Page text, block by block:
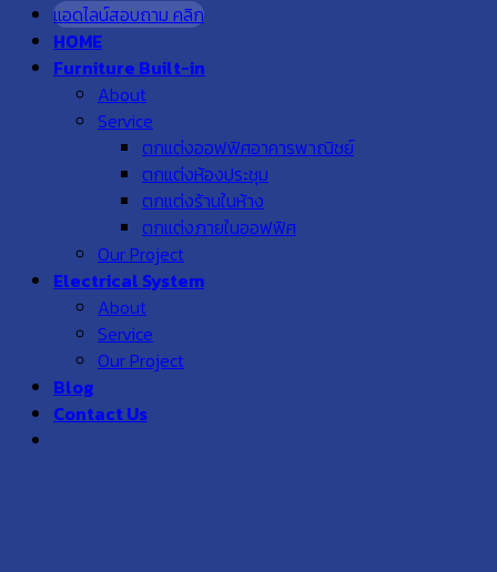
แอดไลน์สอบถาม คลิก
HOME
Furniture Built-in
About
Service
ตกแต่งออฟฟิศอาคารพาณิชย์
ตกแต่งห้องประชุม
ตกแต่งร้านในห้าง
ตกแต่งภายในออฟฟิศ
Our Project
Electrical System
About
Service
Our Project
Blog
Contact Us